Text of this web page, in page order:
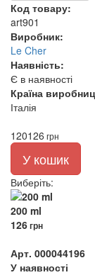
Код товару:
art901
Виробник:
Le Cher
Наявність:
Є в наявності
Країна
Італія
120126 грн
У кошик
Виберіть:
200 ml
126грн
Арт. 000044196
У наявності